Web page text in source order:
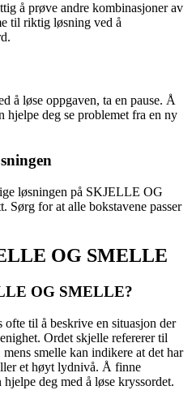
å prøve andre kombinasjoner av
til riktig løsning ved å
å løse oppgaven, ta en pause. Å
deg se problemet fra en ny
løsningen på SKJELLE OG
for at alle bokstavene passer
OG SMELLE
OG SMELLE?
til å beskrive en situasjon der
Ordet skjelle refererer til
smelle kan indikere at det har
et høyt lydnivå. Å finne
deg med å løse kryssordet.